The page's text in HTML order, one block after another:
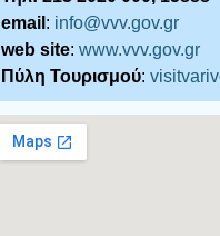
email : info@vvv.gov.gr
web site:www.vvv.gov.gr
Πύλη Τουρισμού: